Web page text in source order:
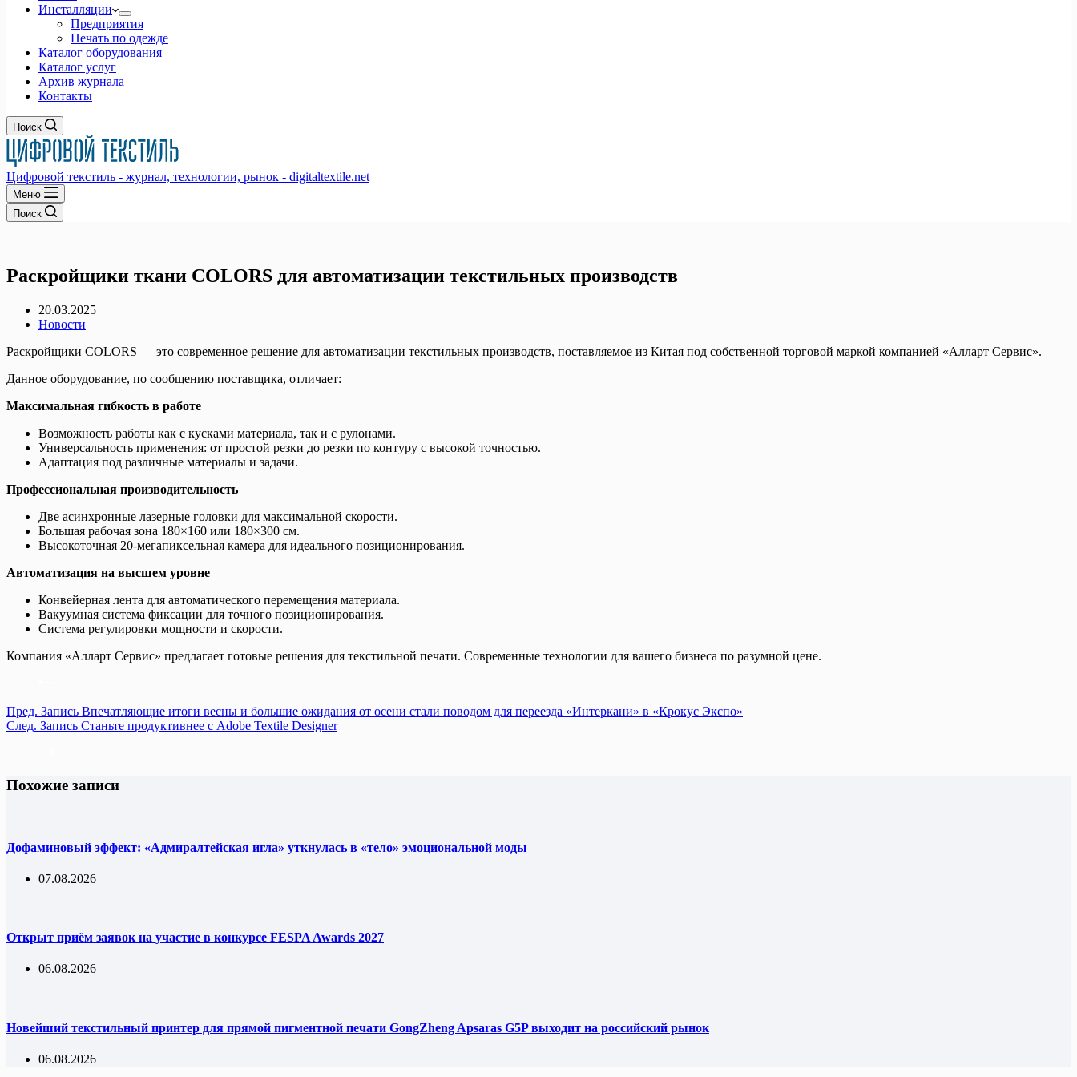
Инсталляции
Предприятия
Печать по одежде
Каталог оборудования
Каталог услуг
Архив журнала
Контакты
Поиск
Цифровой текстиль - журнал, технологии, рынок - digitaltextile.net
Меню
Поиск
Раскройщики ткани COLORS для автоматизации текстильных производств
20.03.2025
Новости
Раскройщики COLORS — это современное решение для автоматизации текстильных производств, поставляемое из Китая под собственной торговой маркой компанией «Алларт Сервис».
Данное оборудование, по сообщению поставщика, отличает:
Максимальная гибкость в работе
Возможность работы как с кусками материала, так и с рулонами.
Универсальность применения: от простой резки до резки по контуру с высокой точностью.
Адаптация под различные материалы и задачи.
Профессиональная производительность
Две асинхронные лазерные головки для максимальной скорости.
Большая рабочая зона 180×160 или 180×300 см.
Высокоточная 20-мегапиксельная камера для идеального позиционирования.
Автоматизация на высшем уровне
Конвейерная лента для автоматического перемещения материала.
Вакуумная система фиксации для точного позиционирования.
Система регулировки мощности и скорости.
Компания «Алларт Сервис» предлагает готовые решения для текстильной печати. Современные технологии для вашего бизнеса по разумной цене.
Пред. Запись Впечатляющие итоги весны и большие ожидания от осени стали поводом для переезда «Интеркани» в «Крокус Экспо»
След. Запись Станьте продуктивнее с Adobe Textile Designer
Похожие записи
Дофаминовый эффект: «Адмиралтейская игла» уткнулась в «тело» эмоциональной моды
07.08.2026
Открыт приём заявок на участие в конкурсе FESPA Awards 2027
06.08.2026
Новейший текстильный принтер для прямой пигментной печати GongZheng Apsaras G5P выходит на российский рынок
06.08.2026